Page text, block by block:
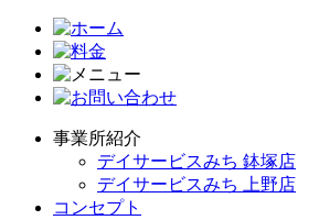
事業所紹介
デイサービスみち 鉢塚店
デイサービスみち 上野店
コンセプト